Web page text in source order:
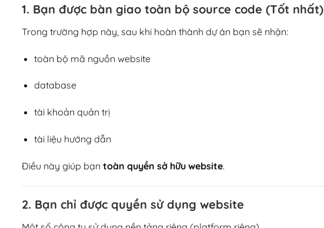
1. Bạn được bàn giao toàn bộ source code (Tốt nhất)
Trong trường hợp này, sau khi hoàn thành dự án bạn sẽ nhận:
toàn bộ mã nguồn website
database
tài khoản quản trị
tài liệu hướng dẫn
Điều này giúp bạn toàn quyền sở hữu website.
2. Bạn chỉ được quyền sử dụng website